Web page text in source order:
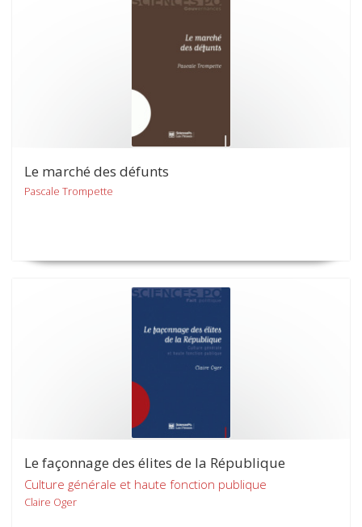
Le marché des défunts
Pascale Trompette
Le façonnage des élites de la République
Culture générale et haute fonction publique
Claire Oger